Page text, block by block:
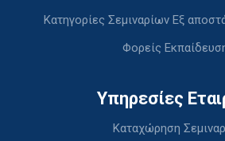
Κατηγορίες Σεμιναρίων Εξ
Φορείς
Υπηρεσίες
Καταχώρηση